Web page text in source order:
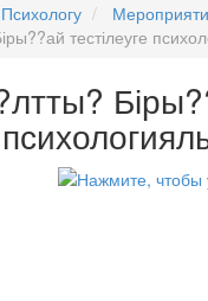
Психологу
тестілеуге